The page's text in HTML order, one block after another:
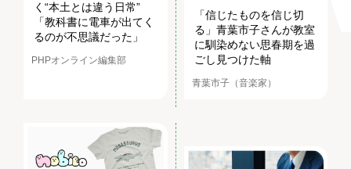
く“本土とは違う日常”
「教科書に電車が出てく
るのが不思議だった」
PHPオンライン編集部
「信じたものを信じ切
る」青葉市子さんが教室
に馴染めない思春期を過
ごし見つけた軸
青葉市子（音楽家）